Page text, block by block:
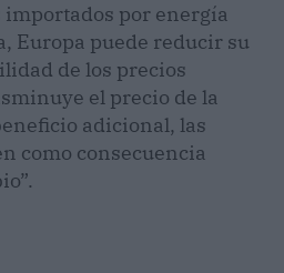
por energía
Europa puede reducir su
de los precios
el precio de la
adicional, las
como consecuencia